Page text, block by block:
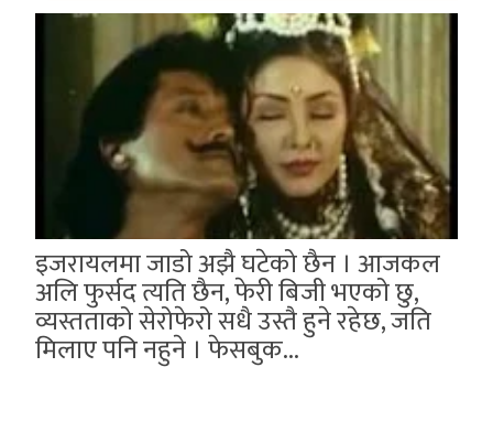
इजरायलमा जाडो अझै घटेको छैन । आजकल
अलि फुर्सद त्यति छैन, फेरी बिजी भएको छु,
व्यस्तताको सेरोफेरो सधै उस्तै हुने रहेछ, जति
मिलाए पनि नहुने । फेसबुक...